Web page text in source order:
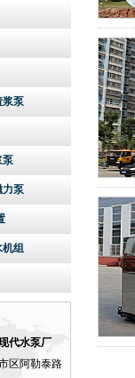
浆泵
泵
力泵
机组
代水泵厂
区阿勒泰路